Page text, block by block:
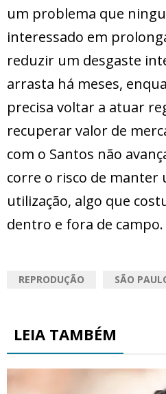
um problema que
interessado em
reduzir um desgaste
arrasta há meses,
precisa voltar a atuar
recuperar valor de
com o Santos não
corre o risco de manter
utilização, algo que
dentro e fora de campo.
REPRODUÇÃO SÃO
LEIA TAMBÉM